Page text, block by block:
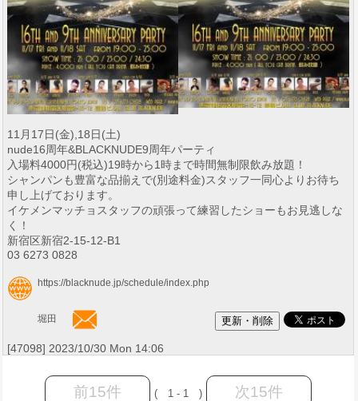
11月17日(金),18日(土)
nude16周年&BLACKNUDE9周年パーティ
入場料4000円(税込)19時から1時まで時間無制限飲み放題！
シャンパンも豊富な品揃えで(別途料金)スタッフ一同心よりお待ち
申し上げております。
イケメンマッチョスタッフの頑張って練習したショーもお見逃しな
く！
新宿区新宿2-15-12-B1
03 6273 0828
https://blacknude.jp/schedule/index.php
堀田
[47098] 2023/10/30 Mon 14:06
前15件 ( 1 - 1 ) 次15件